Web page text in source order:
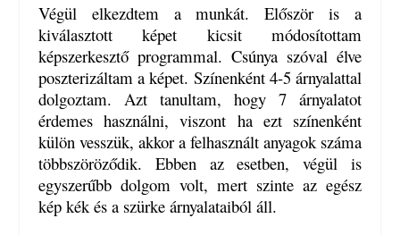
Végül elkezdtem a munkát. Először is a
kiválasztott képet kicsit módosítottam
képszerkesztő programmal. Csúnya szóval élve
poszterizáltam a képet. Színenként 4-5 árnyalattal
dolgoztam. Azt tanultam, hogy 7 árnyalatot
érdemes használni, viszont ha ezt színenként
külön vesszük, akkor a felhasznált anyagok száma
többszöröződik. Ebben az esetben, végül is
egyszerűbb dolgom volt, mert szinte az egész
kép kék és a szürke árnyalataiból áll.